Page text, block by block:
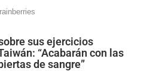
sus ejercicios
“Acabarán con las
de sangre”